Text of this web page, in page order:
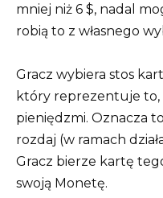
mniej niż 6 $, nadal
robią to z własnego
Gracz wybiera stos
który reprezentuje to,
pieniędzmi. Oznacza
rozdaj (w ramach
Gracz bierze kartę
swoją Monetę.